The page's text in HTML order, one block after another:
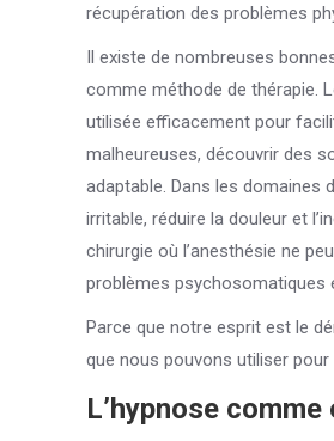
récupération des problèmes
Il existe de nombreuses
comme méthode de thérapie.
utilisée efficacement pour
malheureuses, découvrir des
adaptable. Dans les domaines
irritable, réduire la douleur et
chirurgie où l’anesthésie ne
problèmes psychosomatiques
Parce que notre esprit est le
que nous pouvons utiliser pour
L’hypnose comme